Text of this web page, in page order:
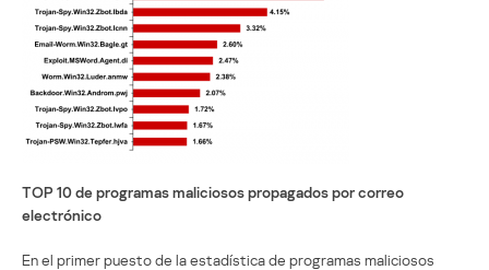
TOP 10 de programas maliciosos propagados por correo
electrónico
En el primer puesto de la estadística de programas maliciosos